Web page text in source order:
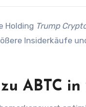
Holding Trump
Insiderkäufe
ABTC in